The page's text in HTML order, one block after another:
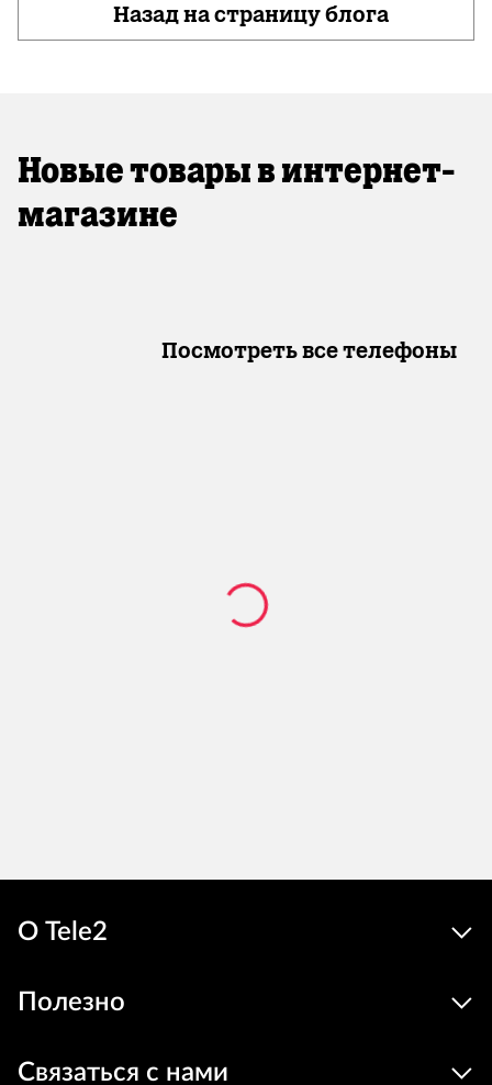
Назад на страницу блога
Новые товары в интернет-
магазине
Посмотреть все телефоны
О Tele2
Полезно
Связаться с нами